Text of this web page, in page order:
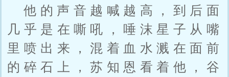
他的声音越喊越高，到后面
几乎是在嘶吼，唾沫星子从嘴
里喷出来，混着血水溅在面前
的碎石上，苏知恩看着他，谷